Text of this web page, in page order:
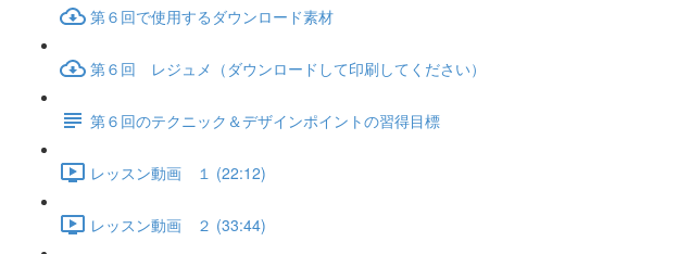
第６回で使用するダウンロード素材
第６回 レジュメ（ダウンロードして印刷してください）
第６回のテクニック＆デザインポイントの習得目標
レッスン動画 １ (22:12)
レッスン動画 ２ (33:44)